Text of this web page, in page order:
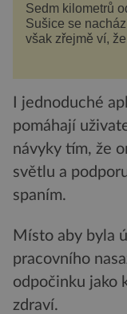
Sedm kilometrů
Sušice se
však zřejmě ví,
navštěvovaném
I jednoduché
pomáhají
návyky tím, že
světlu a
spaním.
Místo aby byla
pracovního
odpočinku jako
zdraví.